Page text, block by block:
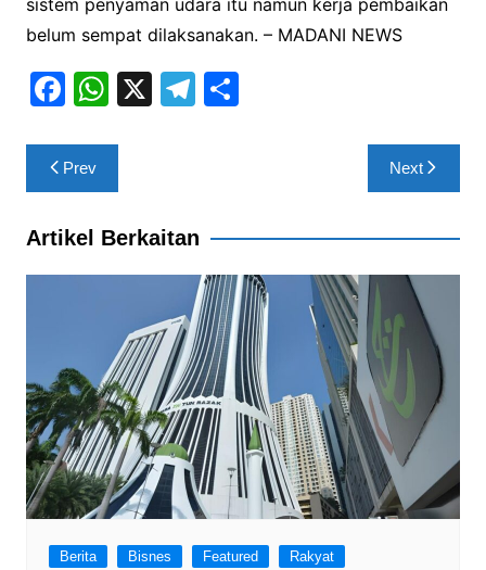
sistem penyaman udara itu namun kerja pembaikan
belum sempat dilaksanakan. – MADANI NEWS
F
c
e
b
W
at
s
A
X T
a
S
Post
navigation
Prev Next
Artikel Berkaitan
Berita Bisnes Featured Rakyat